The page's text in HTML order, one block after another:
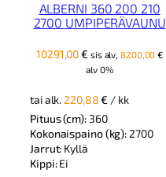
ALBERNI 360 200 210
2700 UMPIPERÄVAUNU
10291,00€ sis alv,8200,00€
alv 0%
tai alk. 220,88€ / kk
Pituus (cm): 360
Kokonaispaino (kg): 2700
Jarrut: Kyllä
Kippi:Ei